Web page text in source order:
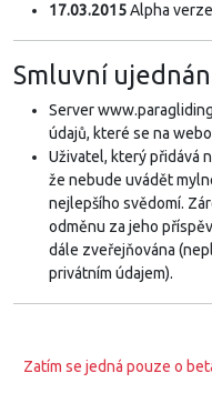
17.03.2015Alpha
Smluvní
Server
údajů, které se na
Uživatel, který přidává
že nebude uvádět
nejlepšího svědomí.
odměnu za jeho
dále zveřejňována
privátním údajem).
Zatím se jedná pouze o